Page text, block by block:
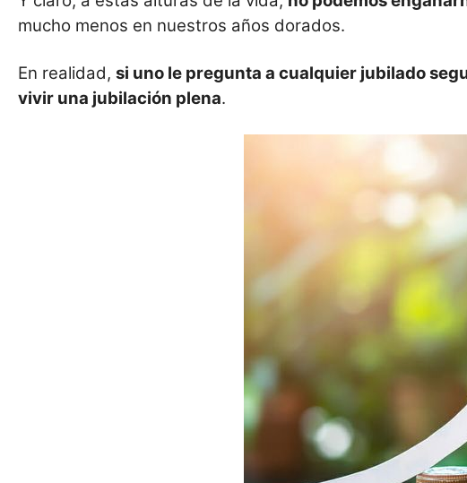
mucho menos en nuestros años dorados.
En realidad, si uno le pregunta a cualquier jubilado
vivir una jubilación plena.